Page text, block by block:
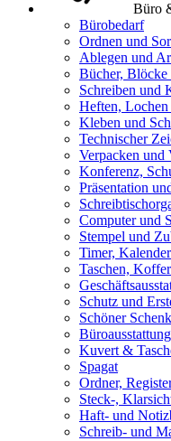
Büro
Bürobedarf
Ordnen und
Ablegen und
Bücher,
Schreiben und
Heften,
Kleben und
Technischer
Verpacken und
Konferenz,
Präsentation
Computer und
Stempel und
Timer,
Taschen,
Schutz und
Schöner
Büroausstattung
Kuvert &
Spagat
Ordner,
Steck-,
Haft- und
Schreib- und